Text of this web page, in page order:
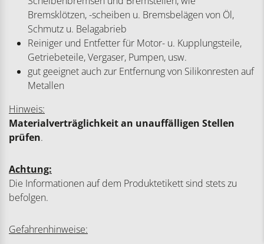
Bremsklötzen, -scheiben u. Bremsbelägen von Öl,
Schmutz u. Belagabrieb
Reiniger und Entfetter für Motor- u. Kupplungsteile,
Getriebeteile, Vergaser, Pumpen, usw.
gut geeignet auch zur Entfernung von Silikonresten auf
Metallen
Hinweis:
Materialverträglichkeit an unauffälligen Stellen
prüfen.
Achtung:
Die Informationen auf dem Produktetikett sind stets zu
befolgen.
Gefahrenhinweise: